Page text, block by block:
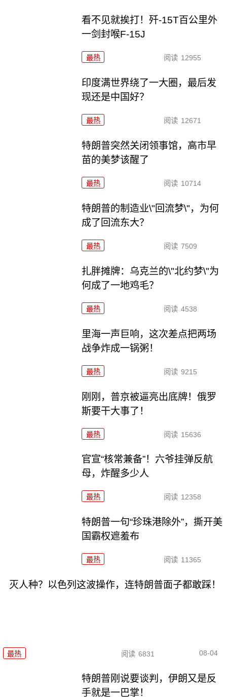
看不见就挨打！歼-15T百公里外
一剑封喉F-15J
最热 阅读 12955
印度满世界绕了一大圈，最后发
现还是中国好？
最热 阅读 12671
特朗普突然关闭领事馆，高市早
苗的美梦该醒了
最热 阅读 10714
特朗普的制造业\"回流梦\"，为何
成了回流东大？
最热 阅读 7509
扎胖摊牌：乌克兰的\"北约梦\"为
何成了一地鸡毛？
最热 阅读 4538
里海一声巨响，这次差点把两场
战争炸成一锅粥！
最热 阅读 9215
刚刚，普京被逼亮出底牌！俄罗
斯要干大事了！
最热 阅读 15636
官宣“核常兼备”！六爷挂弹反航
母，炸醒多少人
最热 阅读 12358
特朗普一句“珍珠港除外”，撕开美
国霸权遮羞布
最热 阅读 11365
灭人种？以色列这波操作，连特朗普面子都敢踩！
最热 阅读 6831 08-04
特朗普刚说要谈判，伊朗又是反
手就是一巴掌！